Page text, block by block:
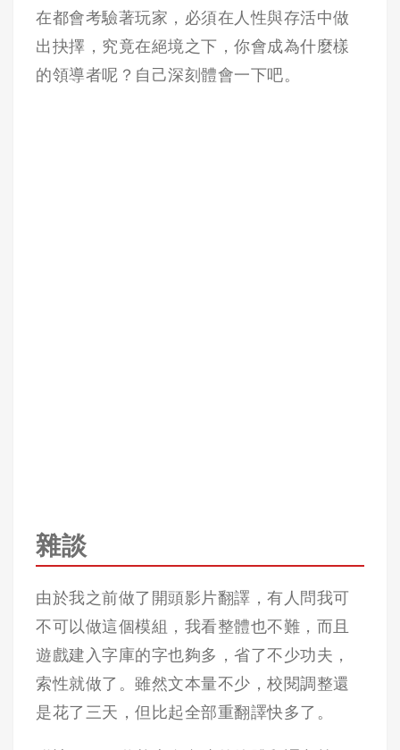
在都會考驗著玩家，必須在人性與存活中做
出抉擇，究竟在絕境之下，你會成為什麼樣
的領導者呢？自己深刻體會一下吧。
雜談
由於我之前做了開頭影片翻譯，有人問我可
不可以做這個模組，我看整體也不難，而且
遊戲建入字庫的字也夠多，省了不少功夫，
索性就做了。雖然文本量不少，校閱調整還
是花了三天，但比起全部重翻譯快多了。